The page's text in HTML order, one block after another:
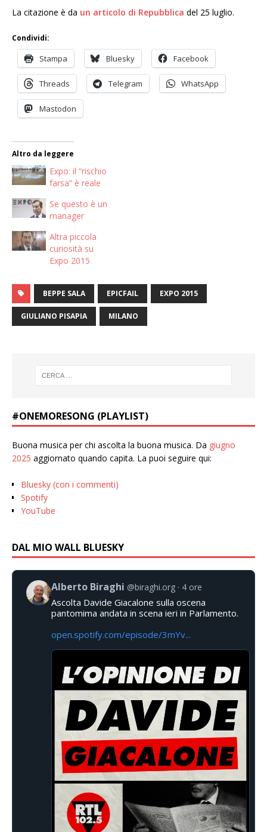
La citazione è da un articolo di Repubblica del 25 luglio.
Condividi:
Stampa Bluesky Facebook
Threads Telegram WhatsApp
Mastodon
Altro da leggere
Expo: il “rischio
farsa” è reale
Se questo è un
manager
Altra piccola
curiosità su
Expo 2015
BEPPE SALA EPICFAIL EXPO 2015
GIULIANO PISAPIA MILANO
#ONEMORESONG (PLAYLIST)
Buona musica per chi ascolta la buona musica. Da giugno
2025 aggiornato quando capita. La puoi seguire qui:
Bluesky (con i commenti)
Spotify
YouTube
DAL MIO WALL BLUESKY
Alberto Biraghi @biraghi.org 4 ore
Ascolta Davide Giacalone sulla oscena
pantomima andata in scena ieri in Parlamento.
open.spotify.com/episode/3mYv...